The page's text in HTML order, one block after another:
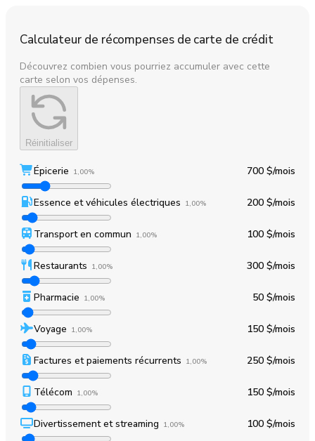
Calculateur de récompenses de carte de crédit
Découvrez combien vous pourriez accumuler avec cette
carte selon vos dépenses.
Réinitialiser
Épicerie 1,00% 700 $/mois
Essence et véhicules électriques 1,00% 200 $/mois
Transport en commun 1,00% 100 $/mois
Restaurants 1,00% 300 $/mois
Pharmacie 1,00% 50 $/mois
Voyage 1,00% 150 $/mois
Factures et paiements récurrents 1,00% 250 $/mois
Télécom 1,00% 150 $/mois
Divertissement et streaming 1,00% 100 $/mois